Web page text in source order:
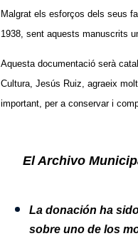
Malgrat els esforços dels seus
1938, sent aquests manuscrits
Aquesta documentació serà
Cultura, Jesús Ruiz, agraeix
important, per a conservar i
El Archivo
La donación ha
sobre uno de los